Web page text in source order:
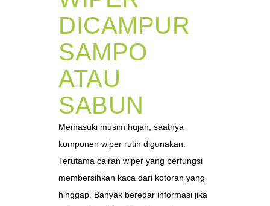
DICAMPUR
SAMPO
ATAU
SABUN
Memasuki musim hujan, saatnya
komponen wiper rutin digunakan.
Terutama cairan wiper yang berfungsi
membersihkan kaca dari kotoran yang
hinggap. Banyak beredar informasi jika